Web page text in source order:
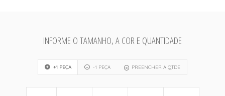
INFORME O TAMANHO, A COR E QUANTIDADE
+1 PEÇA -1 PEÇA PREENCHER A QTDE